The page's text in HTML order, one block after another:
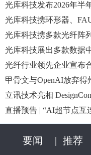
光库科技发布2026年半
170%至190%
光库科技携环形器、
相OFC'2026
光库科技携多款光纤阵
联
光库科技展出多款数据
光纤行业领先企业宣布
优化的新型多芯光纤设
甲骨文与OpenAI放弃得
立讯技术亮相
直播预告 | “AI超节点互
构数据中心网络
要闻
| 推荐